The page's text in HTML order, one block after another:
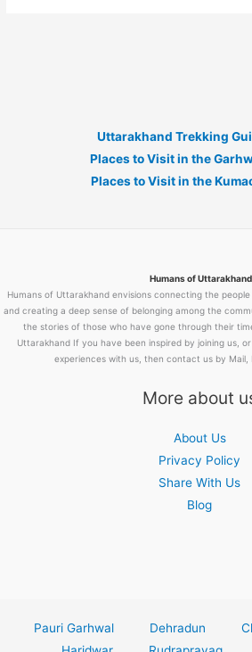
Uttarakhand Trekking
Places to Visit in the
Places to Visit in the
Humans of Uttarakhand
Humans of Uttarakhand envisions connecting the
and creating a deep sense of belonging among the
the stories of those who have gone through their
Uttarakhand If you have been inspired by joining us,
experiences with us, then contact us by Mail,
More about
About Us
Privacy Policy
Share With Us
Blog
Pauri Garhwal Dehradun